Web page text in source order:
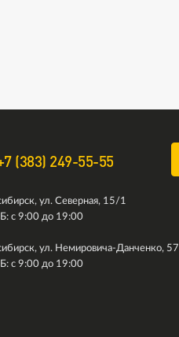
(383) 249-55-55
ул. Северная, 15/1
с 9:00 до 19:00
ул. Немировича-Данченко, 57
с 9:00 до 19:00